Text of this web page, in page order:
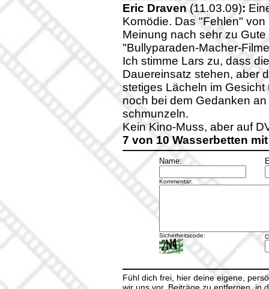
Eric Draven(11.03.09):
Komödie. Das "Fehlen"
Meinung nach sehr zu
"Bullyparaden-Macher-
Ich stimme Lars zu, dass
Dauereinsatz stehen, aber
stetiges Lächeln im
noch bei dem Gedanken
schmunzeln.
Kein Kino-Muss, aber auf
7 von 10 Wasserbetten
Name:
Kommentar:
Sicherheitscode:
Fühl dich frei, hier deine eigene,